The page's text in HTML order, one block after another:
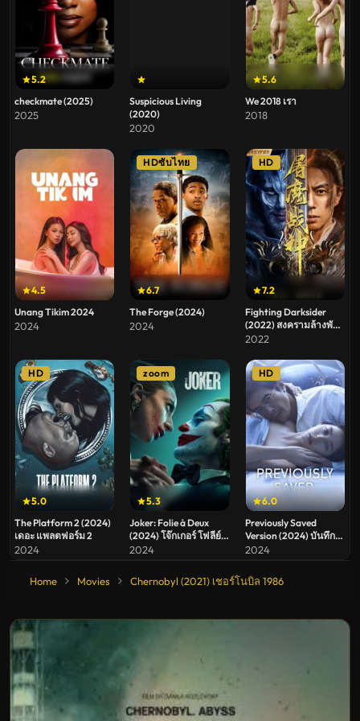
5.2
checkmate (2025)
2025
Suspicious Living
(2020)
2020
5.6
We 2018 เรา
2018
4.5
Unang Tikim 2024
2024
6.7
HDซับไทย
The Forge (2024)
2024
7.2
HD
Fighting Darksider
(2022) สงครามล้างพันธุ์
ปีศาจ
2022
5.0
HD
The Platform 2 (2024)
เดอะ แพลตฟอร์ม 2
2024
5.3
zoom
Joker: Folie à Deux
(2024) โจ๊กเกอร์ โฟลีย์
อา เดอ
2024
6.0
HD
Previously Saved
Version (2024) บันทึก
ความทรงจำข้าม
2024
Home Movies Chernobyl (2021) เชอร์โนบิล 1986